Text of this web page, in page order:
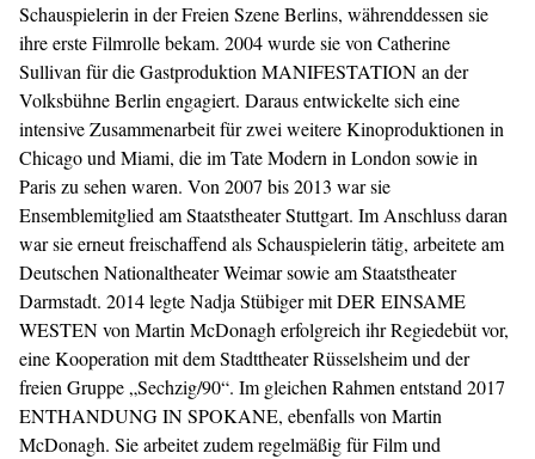
Schauspielerin in der Freien Szene Berlins, währenddessen sie
ihre erste Filmrolle bekam. 2004 wurde sie von Catherine
Sullivan für die Gastproduktion MANIFESTATION an der
Volksbühne Berlin engagiert. Daraus entwickelte sich eine
intensive Zusammenarbeit für zwei weitere Kinoproduktionen in
Chicago und Miami, die im Tate Modern in London sowie in
Paris zu sehen waren. Von 2007 bis 2013 war sie
Ensemblemitglied am Staatstheater Stuttgart. Im Anschluss daran
war sie erneut freischaffend als Schauspielerin tätig, arbeitete am
Deutschen Nationaltheater Weimar sowie am Staatstheater
Darmstadt. 2014 legte Nadja Stübiger mit DER EINSAME
WESTEN von Martin McDonagh erfolgreich ihr Regiedebüt vor,
eine Kooperation mit dem Stadttheater Rüsselsheim und der
freien Gruppe „Sechzig/90“. Im gleichen Rahmen entstand 2017
ENTHANDUNG IN SPOKANE, ebenfalls von Martin
McDonagh. Sie arbeitet zudem regelmäßig für Film und